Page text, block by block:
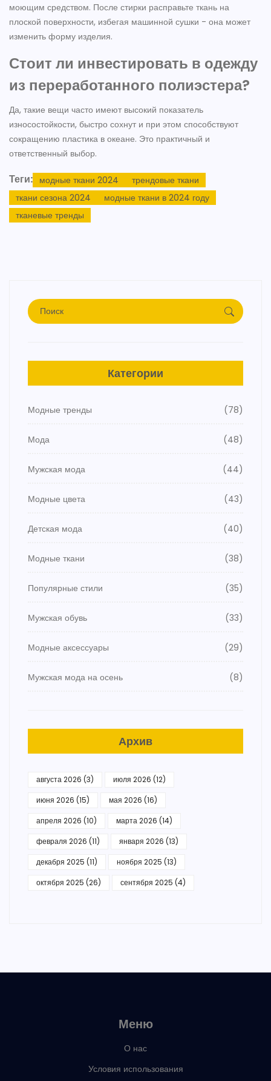
моющим средством. После стирки расправьте ткань на
плоской поверхности, избегая машинной сушки - она может
изменить форму изделия.
Стоит ли инвестировать в одежду
из переработанного полиэстера?
Да, такие вещи часто имеют высокий показатель
износостойкости, быстро сохнут и при этом способствуют
сокращению пластика в океане. Это практичный и
ответственный выбор.
Теги: модные ткани 2024
трендовые ткани
ткани сезона 2024
модные ткани в 2024 году
тканевые тренды
Категории
Модные тренды (78)
Мода (48)
Мужская мода (44)
Модные цвета (43)
Детская мода (40)
Модные ткани (38)
Популярные стили (35)
Мужская обувь (33)
Модные аксессуары (29)
Мужская мода на осень (8)
Архив
августа 2026 (3) июля 2026 (12)
июня 2026 (15) мая 2026 (16)
апреля 2026 (10) марта 2026 (14)
февраля 2026 (11) января 2026 (13)
декабря 2025 (11) ноября 2025 (13)
октября 2025 (26) сентября 2025 (4)
Меню
О нас
Условия использования